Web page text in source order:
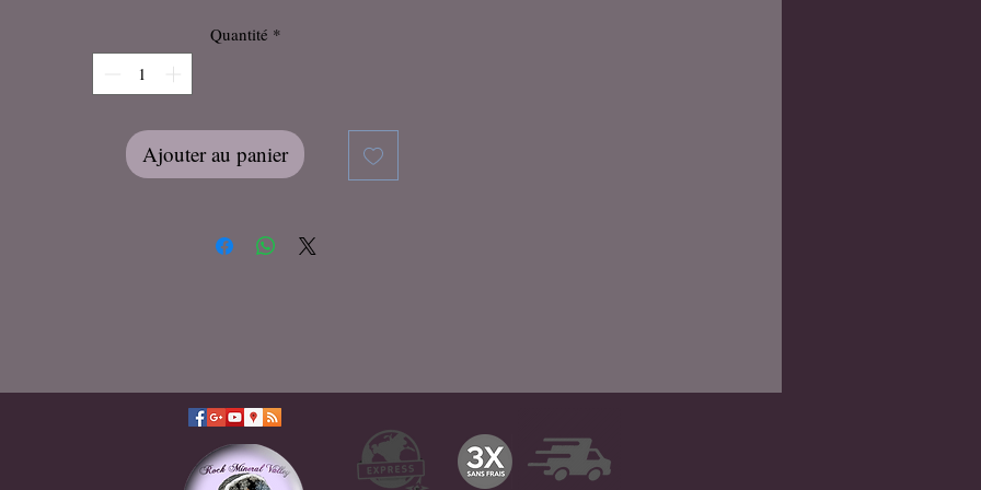
Quantité *
Ajouter au panier